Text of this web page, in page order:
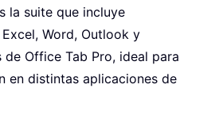
la suite que incluye
Word, Outlook y
de Office Tab Pro, ideal para
en distintas aplicaciones de